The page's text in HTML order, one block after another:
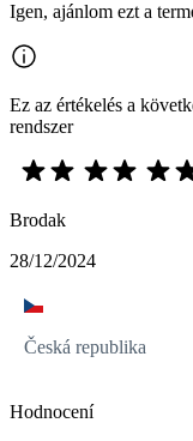
Igen, ajánlom ezt a
Ez az értékelés a
rendszer
Brodak
28/12/2024
Česká republika
Hodnocení